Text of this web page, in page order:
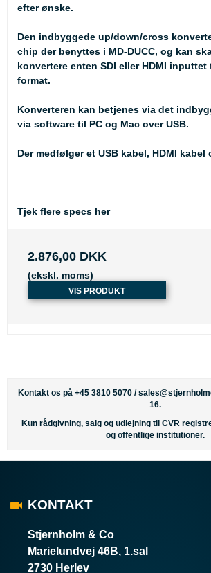
efter ønske.
Den indbyggede up/down/cross
chip der benyttes i MD-DUCC, og kan
konvertere enten SDI eller HDMI
format.
Konverteren kan betjenes via det
via software til PC og Mac over USB.
Der medfølger et USB kabel, HDMI kabel
Tjek flere specs her
2.876,00 DKK
(ekskl. moms)
VIS PRODUKT
Kontakt os på +45 3810 5070 /
16.
Kun rådgivning, salg og udlejning til CVR
og offentlige institutioner.
KONTAKT
Stjernholm & Co
Marielundvej 46B, 1.sal
2730 Herlev